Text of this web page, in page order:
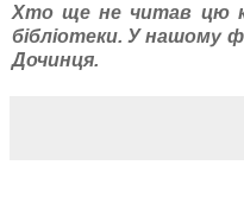
Хто ще не читав цю
бібліотеки. У нашому
Дочинця.